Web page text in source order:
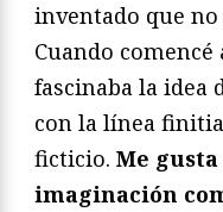
inventado que
Cuando
fascinaba la idea
con la línea
ficticio. Me
imaginación